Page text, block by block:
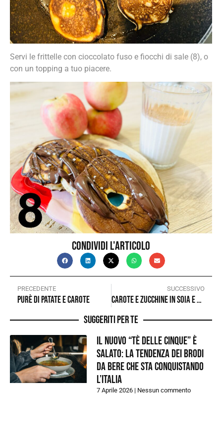
Servi le frittelle con cioccolato fuso e fiocchi di sale (8), o
con un topping a tuo piacere.
Condividi l'articolo
PRECEDENTE
Purè di patate e carote
SUCCESSIVO
CAROTE E ZUCCHINE IN SOIA E MIELE
Suggeriti per te
Il nuovo “tè delle cinque” è
salato: la tendenza dei brodi
da bere che sta conquistando
l’Italia
7 Aprile 2026 Nessun commento